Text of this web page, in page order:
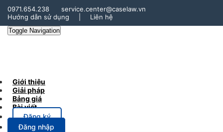
0971.654.238
service.center@caselaw.vn
Hướng dẫn sử dụng
Liên hệ
Toggle Navigation
Giới thiệu
Giải pháp
Bảng giá
Bài viết
Đăng ký
Đăng nhập